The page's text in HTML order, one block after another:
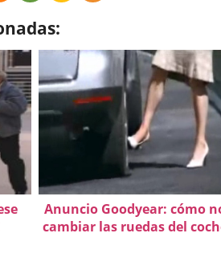
Anuncio Goodyear: cómo
cambiar las ruedas del